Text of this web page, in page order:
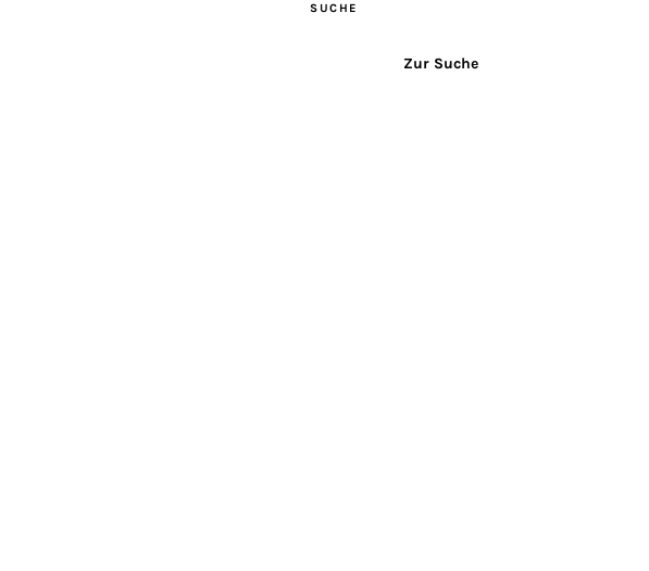
SUCHE
Zur Suche